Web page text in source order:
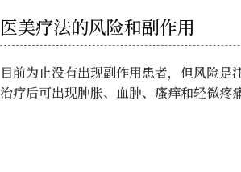
医美疗法的风险和副作用
目前为止没有出现副作用患者，但风险是
治疗后可出现肿胀、血肿、瘙痒和轻微疼痛